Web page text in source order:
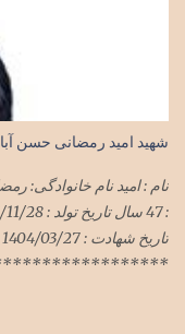
شهید امید رمضانی حسن
نام : امید نام خانوادگی: